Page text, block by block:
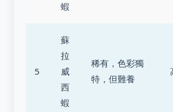
蝦
5
蘇
拉
威
西
蝦
稀有，色彩獨
特，但難養